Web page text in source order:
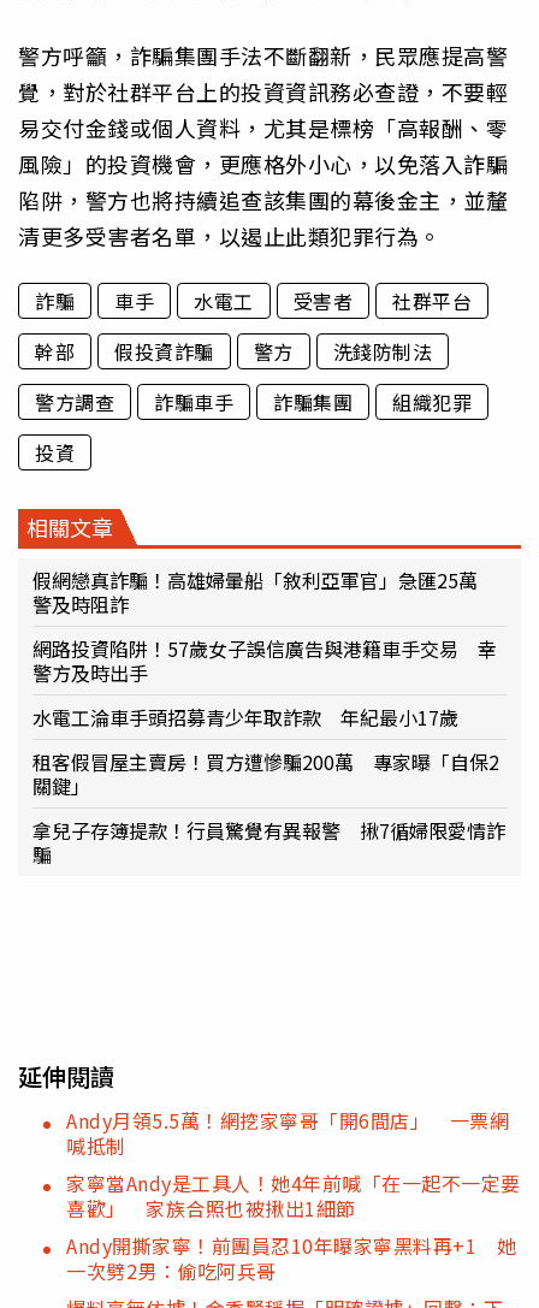
警方呼籲，詐騙集團手法不斷翻新，民眾應提高警
覺，對於社群平台上的投資資訊務必查證，不要輕
易交付金錢或個人資料，尤其是標榜「高報酬、零
風險」的投資機會，更應格外小心，以免落入詐騙
陷阱，警方也將持續追查該集團的幕後金主，並釐
清更多受害者名單，以遏止此類犯罪行為。
詐騙 車手 水電工 受害者
社群平台
幹部
假投資詐騙 警方
洗錢防制法
警方調查
詐騙車手 詐騙集團
組織犯罪
投資
相關文章
假網戀真詐騙！高雄婦暈船「敘利亞軍官」急匯25萬
警及時阻詐
網路投資陷阱！57歲女子誤信廣告與港籍車手交易 幸
警方及時出手
水電工淪車手頭招募青少年取詐款 年紀最小17歲
租客假冒屋主賣房！買方遭慘騙200萬 專家曝「自保2
關鍵」
拿兒子存簿提款！行員驚覺有異報警 揪7循婦限愛情詐
騙
延伸閱讀
Andy月領5.5萬！網挖家寧哥「開6間店」 一票網
喊抵制
家寧當Andy是工具人！她4年前喊「在一起不一定要
喜歡」 家族合照也被揪出1細節
Andy開撕家寧！前團員忍10年曝家寧黑料再+1 她
一次劈2男：偷吃阿兵哥